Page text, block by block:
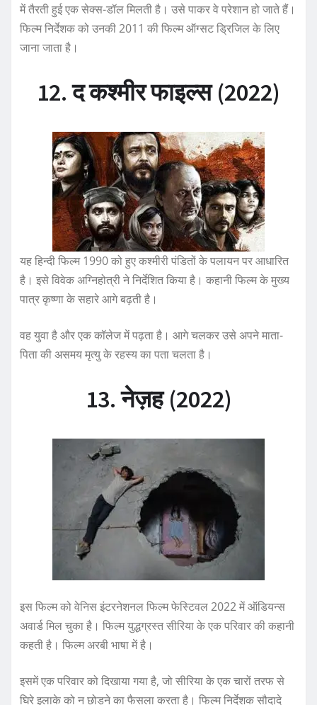
में तैरती हुई एक सेक्स-डॉल मिलती है। उसे पाकर वे परेशान हो जाते हैं।
फिल्म निर्देशक को उनकी 2011 की फिल्म ऑग्सट ड्रिजिल के लिए
जाना जाता है।
12. द कश्मीर फाइल्स (2022)
यह हिन्दी फिल्म 1990 को हुए कश्मीरी पंडितों के पलायन पर आधारित
है। इसे विवेक अग्निहोत्री ने निर्देशित किया है। कहानी फिल्म के मुख्य
पात्र कृष्णा के सहारे आगे बढ़ती है।
वह युवा है और एक कॉलेज में पढ़ता है। आगे चलकर उसे अपने माता-
पिता की असमय मृत्यु के रहस्य का पता चलता है।
13. नेज़ह (2022)
इस फिल्म को वेनिस इंटरनेशनल फिल्म फेस्टिवल 2022 में ऑडियन्स
अवार्ड मिल चुका है। फिल्म युद्धग्रस्त सीरिया के एक परिवार की कहानी
कहती है। फिल्म अरबी भाषा में है।
इसमें एक परिवार को दिखाया गया है, जो सीरिया के एक चारों तरफ से
घिरे इलाके को न छोड़ने का फैसला करता है। फिल्म निर्देशक सौदादे